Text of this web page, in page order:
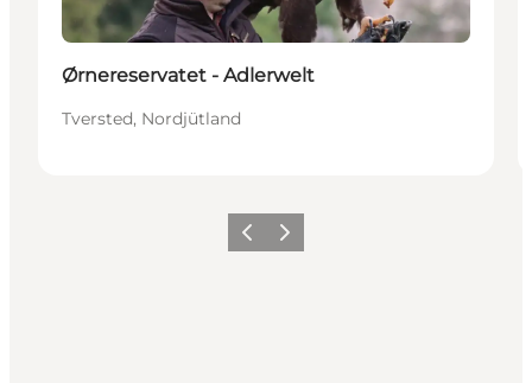
Ørnereservatet - Adlerwelt
Tversted, Nordjütland
ZurückWeiter